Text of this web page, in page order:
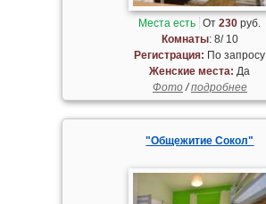
Места есть От230 руб.
Комнаты: 8/ 10
Регистрация: По запросу
Женские места: Да
Фото/подробнее
"Общежитие Сокол"